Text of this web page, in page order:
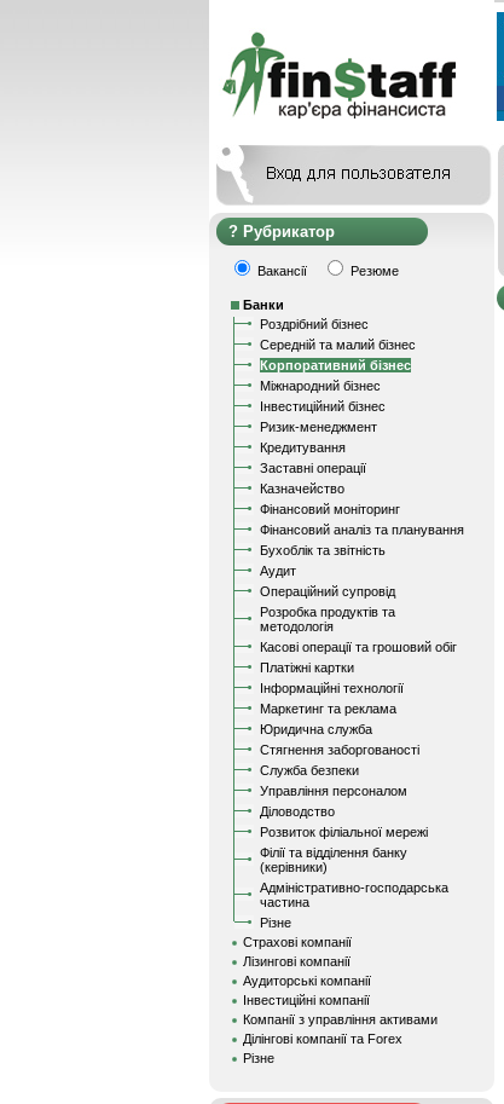
Рубрикатор
Вакансії Резюме
Банки
Роздрібний бізнес
Середній та малий бізнес
Корпоративний бізнес
Міжнародний бізнес
Інвестиційний бізнес
Ризик-менеджмент
Кредитування
Заставні операції
Казначейство
Фінансовий моніторинг
Фінансовий аналіз та планування
Бухоблік та звітність
Аудит
Операційний супровід
Розробка продуктів та
методологія
Касові операції та грошовий обіг
Платіжні картки
Інформаційні технології
Маркетинг та реклама
Юридична служба
Стягнення заборгованості
Служба безпеки
Управління персоналом
Діловодство
Розвиток філіальної мережі
Філії та відділення банку
(керівники)
Адміністративно-господарська
частина
Різне
Страхові компанії
Лізингові компанії
Аудиторські компанії
Інвестиційні компанії
Компанії з управління активами
Ділінгові компанії та Forex
Різне